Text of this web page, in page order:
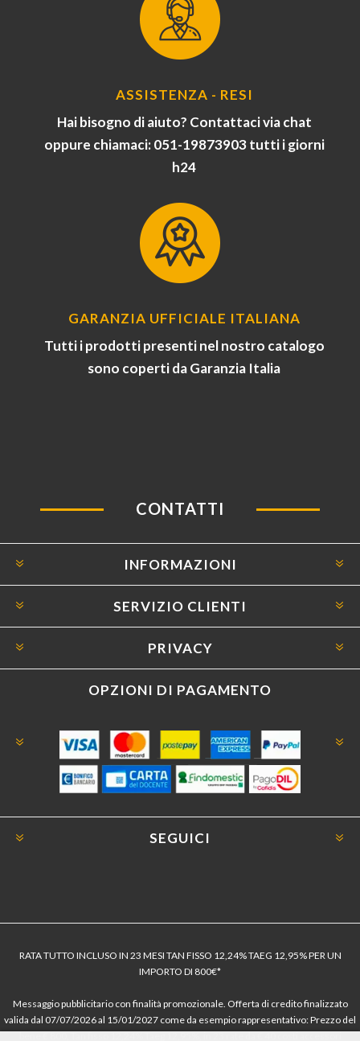
ASSISTENZA - RESI
Hai bisogno di aiuto? Contattaci via chat
oppure chiamaci: 051-19873903 tutti i giorni
h24
GARANZIA UFFICIALE ITALIANA
Tutti i prodotti presenti nel nostro catalogo
sono coperti da Garanzia Italia
CONTATTI
INFORMAZIONI
SERVIZIO CLIENTI
PRIVACY
OPZIONI DI PAGAMENTO
SEGUICI
RATA TUTTO INCLUSO IN 23 MESI TAN FISSO 12,24% TAEG 12,95% PER UN
IMPORTO DI 800€*
Messaggio pubblicitario con finalità promozionale. Offerta di credito finalizzato
valida dal 07/07/2026 al 15/01/2027 come da esempio rappresentativo: Prezzo del